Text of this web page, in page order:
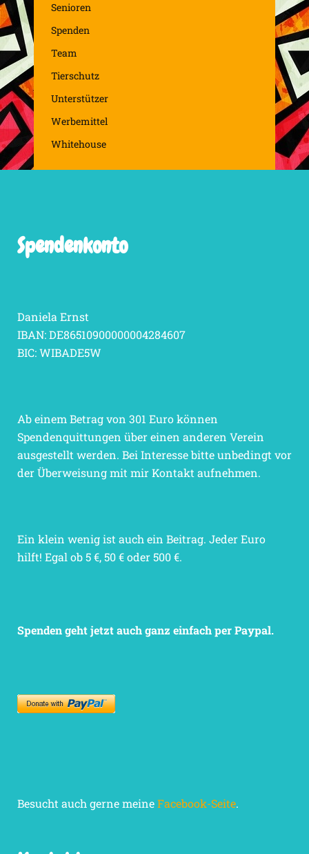
Senioren
Spenden
Team
Tierschutz
Unterstützer
Werbemittel
Whitehouse
Spendenkonto
Daniela Ernst
IBAN: DE86510900000004284607
BIC: WIBADE5W
Ab einem Betrag von 301 Euro können
Spendenquittungen über einen anderen Verein
ausgestellt werden. Bei Interesse bitte unbedingt vor
der Überweisung mit mir Kontakt aufnehmen.
Ein klein wenig ist auch ein Beitrag. Jeder Euro
hilft! Egal ob 5 €, 50 € oder 500 €.
Spenden geht jetzt auch ganz einfach per Paypal.
Besucht auch gerne meineFacebook-Seite.